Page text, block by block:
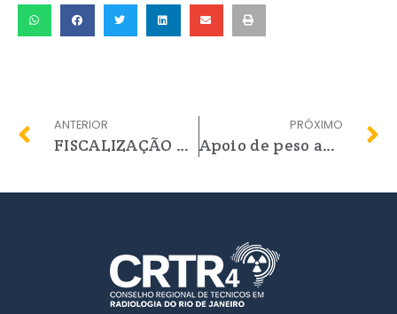
ANTERIOR
FISCALIZAÇÃO DO CRTR-RJ ALCANÇOU MAIS DE 4800 PROFISSIONAIS EM 2021
PRÓXIMO
Apoio de peso ao PL 3661/2012